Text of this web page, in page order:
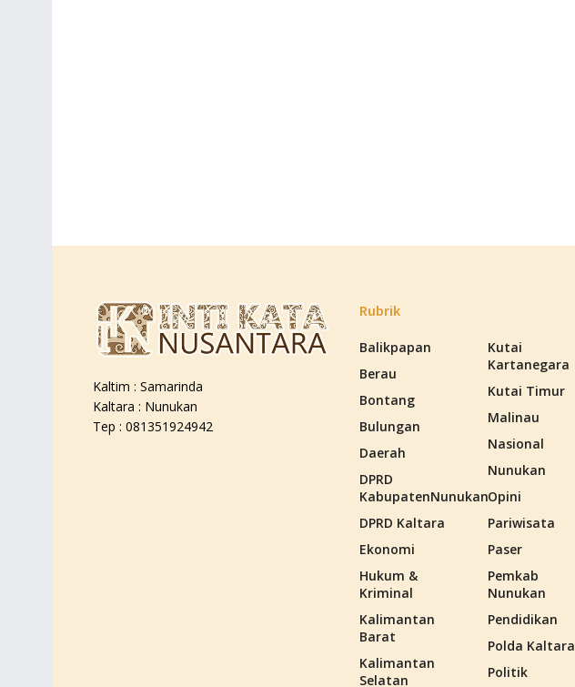
Kaltim : Samarinda
Kaltara : Nunukan
Tep : 081351924942
Rubrik
Balikpapan
Berau
Bontang
Bulungan
Daerah
DPRD
KabupatenNunukan
DPRD Kaltara
Ekonomi
Hukum &
Kriminal
Kalimantan
Barat
Kalimantan
Selatan
Kutai
Kartanegara
Kutai Timur
Malinau
Nasional
Nunukan
Opini
Pariwisata
Paser
Pemkab
Nunukan
Pendidikan
Polda Kaltara
Politik